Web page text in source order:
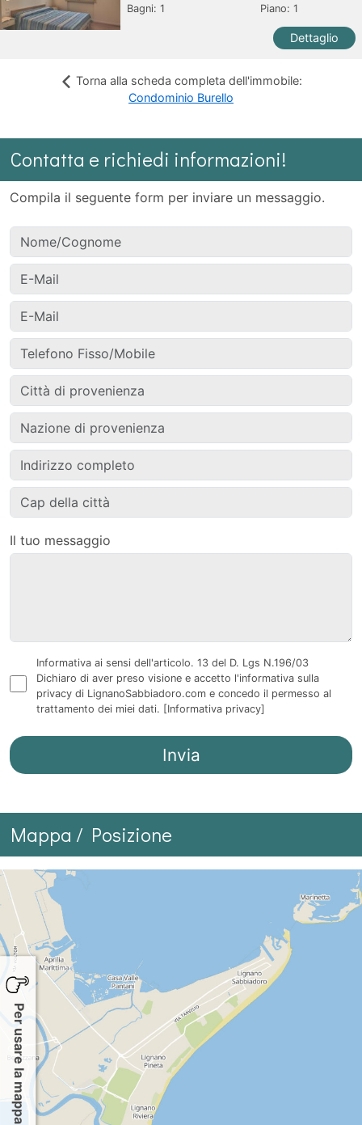
Bagni:1 Piano: 1
Dettaglio
Torna alla scheda completa dell'immobile:
Condominio Burello
Contatta e richiedi informazioni!
Compila il seguente form per inviare un messaggio.
Il tuo messaggio
Informativa ai sensi dell'articolo. 13 del D. Lgs N.196/03
Dichiaro di aver preso visione e accetto l'informativa sulla
privacy di LignanoSabbiadoro.com e concedo il permesso al
trattamento dei miei dati. [Informativa privacy]
Mappa / Posizione
Per usare la mappa